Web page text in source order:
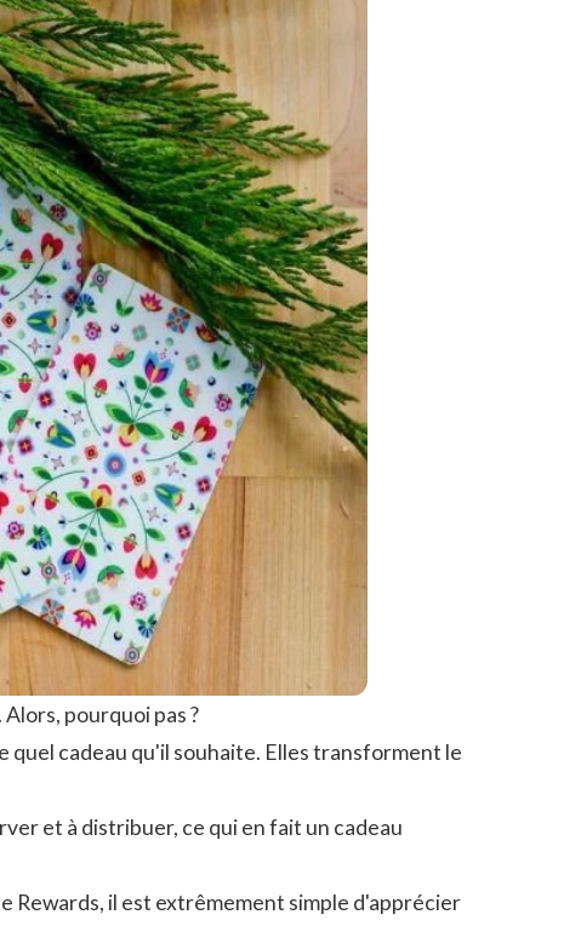
pourquoi pas ?
quel cadeau qu'il souhaite. Elles transforment le
et à distribuer, ce qui en fait un cadeau
Rewards, il est extrêmement simple d'apprécier